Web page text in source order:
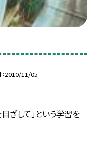
2010/11/05
ざして」という学習を